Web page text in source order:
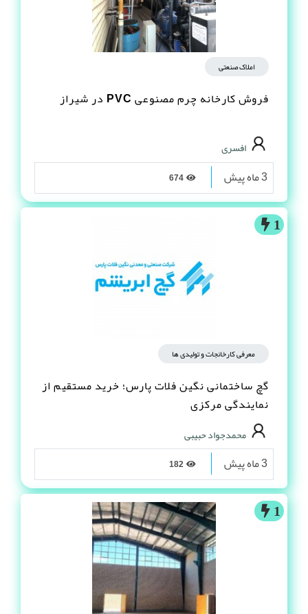
املاک صنعتی
فروش کارخانه چرم مصنوعى PVC در شیراز
افسری
3 ماه پیش
1
معرفی کارخانجات و تولیدی ها
گچ ساختمانی نگین فلات پارس؛ خرید مستقیم از
نمایندگی مرکزی
محمدجواد حبیبی
3 ماه پیش
1